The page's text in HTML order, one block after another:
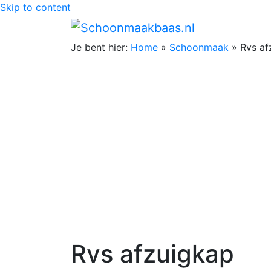
Skip to content
Je bent hier: Home » Schoonmaak » Rvs
Rvs afzuigkap